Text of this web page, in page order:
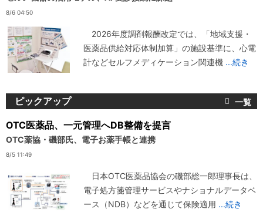
8/6 04:50
2026年度調剤報酬改定では、「地域支援・
医薬品供給対応体制加算」の施設基準に、心電
計などセルフメディケーション関連機 ...続き
ピックアップ
OTC医薬品、一元管理へDB整備を提言
OTC薬協・磯部氏、電子お薬手帳と連携
8/5 11:49
日本OTC医薬品協会の磯部総一郎理事長は、
電子処方箋管理サービスやナショナルデータベ
ース（NDB）などを通じて保険適用 ...続き